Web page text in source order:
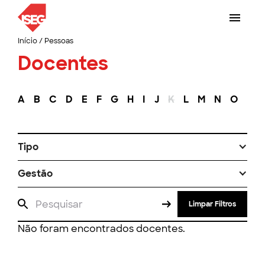
Início/ Pessoas
Docentes
A B C D E F G H I J K L M N O
Tipo
Gestão
Limpar Filtros
Não foram encontrados docentes.